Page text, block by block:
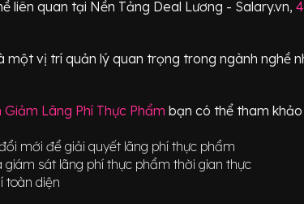
liên quan tại Nền Tảng Deal Lương - Salary.vn,
một vị trí quản lý quan trọng trong ngành nghề
Lãng Phí Thực Phẩm bạn có thể tham
mới để giải quyết lãng phí thực phẩm
sát lãng phí thực phẩm thời gian thực
toàn diện